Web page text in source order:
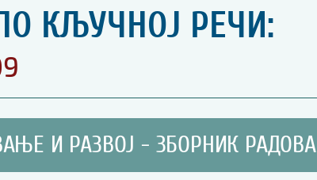
КЉУЧНОЈ РЕЧИ:
И РАЗВОЈ - ЗБОРНИК РАДОВА